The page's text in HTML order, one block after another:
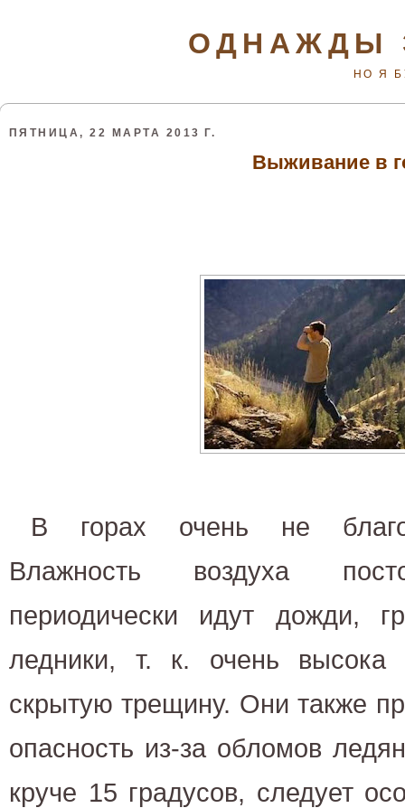
ОДНАЖДЫ
НО Я
ПЯТНИЦА, 22 МАРТА 2013 Г.
Выживание в
В горах очень не
Влажность воздуха
периодически идут дожди,
ледники, т. к. очень высока
скрытую трещину. Они также
опасность из-за обломов
круче 15 градусов, следует